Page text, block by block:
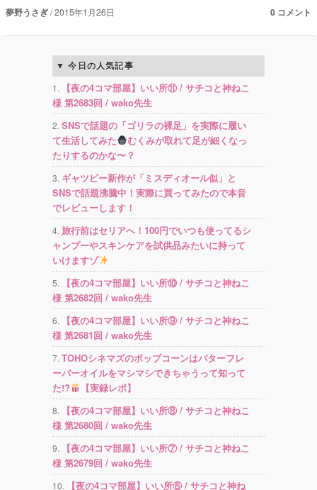
夢野うさぎ 2015年1月26日 0 コメント
今日の人気記事
【夜の4コマ部屋】いい所⑪ / サチコと神ねこ
様 第2683回 / wako先生
SNSで話題の「ゴリラの裸足」を実際に履い
て生活してみた
むくみが取れて足が細くなっ
たりするのかな〜？
ギャツビー新作が「ミスディオール似」と
SNSで話題沸騰中！実際に買ってみたので本音
でレビューします！
旅行前はセリアへ！100円でいつも使ってるシ
ャンプーやスキンケアを試供品みたいに持って
いけますゾ
【夜の4コマ部屋】いい所⑩ / サチコと神ねこ
様 第2682回 / wako先生
【夜の4コマ部屋】いい所⑨ / サチコと神ねこ
様 第2681回 / wako先生
TOHOシネマズのポップコーンはバターフレ
ーバーオイルをマシマシできちゃうって知って
た!?
【実録レポ】
【夜の4コマ部屋】いい所⑧ / サチコと神ねこ
様 第2680回 / wako先生
【夜の4コマ部屋】いい所⑦ / サチコと神ねこ
様 第2679回 / wako先生
【夜の4コマ部屋】いい所⑥ / サチコと神ね